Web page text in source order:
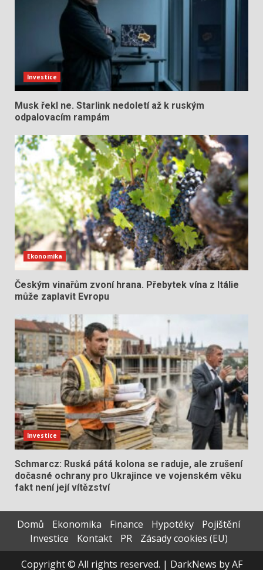
Investice
Musk řekl ne. Starlink nedoletí až k ruským
odpalovacím rampám
Ekonomika
Českým vinařům zvoní hrana. Přebytek vína z Itálie
může zaplavit Evropu
Investice
Schmarcz: Ruská pátá kolona se raduje, ale zrušení
dočasné ochrany pro Ukrajince ve vojenském věku
fakt není její vítězství
Domů Ekonomika Finance Hypotéky
Pojištění
Investice
Kontakt PR
Zásady cookies (EU)
Copyright © All rights reserved. | DarkNews by AF